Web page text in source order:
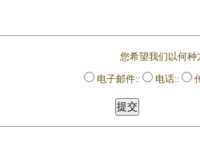
您希望我们以何种
电子邮件::
电话::